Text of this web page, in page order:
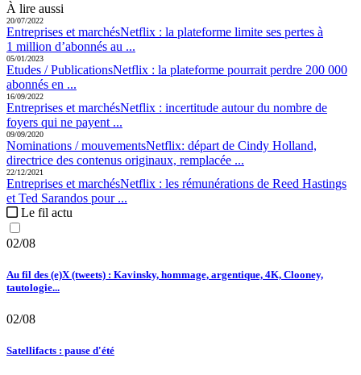
À lire aussi
20/07/2022
Entreprises et marchésNetflix : la plateforme limite ses pertes à
1 million d’abonnés au ...
05/01/2023
Etudes / PublicationsNetflix : la plateforme pourrait perdre 200 000
abonnés en ...
16/09/2022
Entreprises et marchésNetflix : incertitude autour du nombre de
foyers qui ne payent ...
09/09/2020
Nominations / mouvementsNetflix: départ de Cindy Holland,
directrice des contenus originaux, remplacée ...
22/12/2021
Entreprises et marchésNetflix : les rémunérations de Reed Hastings
et Ted Sarandos pour ...
Le fil actu
02/08
Au fil des (e)X (tweets) : Kavinsky, hommage, argentique, 4K, Clooney,
tautologie...
02/08
Satellifacts : pause d'été